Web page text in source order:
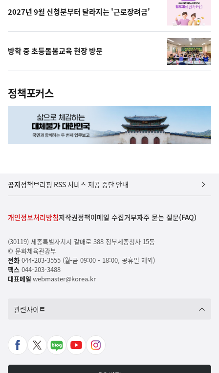
2027년 9월 신청분부터 달라지는 '근로장려금'
방학 중 초등돌봄교육 현장 방문
정책포커스
공지정책브리핑 RSS 서비스 제공 중단 안내
개인정보처리방침저작권정책이메일 수집거부자주 묻는 질문(FAQ)
(30119) 세종특별자치시 갈매로 388 정부세종청사 15동
© 문화체육관광부
전화044-203-3555 (월-금 09:00 - 18:00, 공휴일 제외)
팩스044-203-3488
대표메일 webmaster@korea.kr
관련사이트
페
X
네
유
인